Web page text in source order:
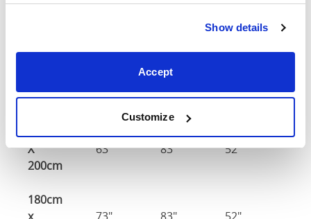
Show details
Accept
Customize
200cm
83"
160cm
X
200cm
63" 83" 52"
180cm